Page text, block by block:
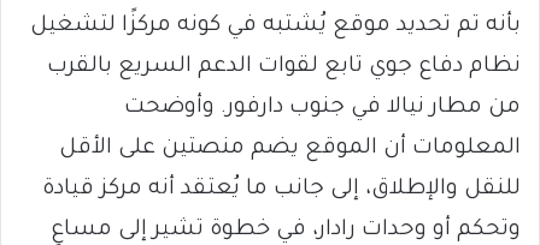
بأنه تم تحديد موقع يُشتبه في كونه مركزًا لتشغيل
نظام دفاع جوي تابع لقوات الدعم السريع بالقرب
من مطار نيالا في جنوب دارفور. وأوضحت
المعلومات أن الموقع يضم منصتين على الأقل
للنقل والإطلاق، إلى جانب ما يُعتقد أنه مركز قيادة
وتحكم أو وحدات رادار، في خطوة تشير إلى مساعٍ